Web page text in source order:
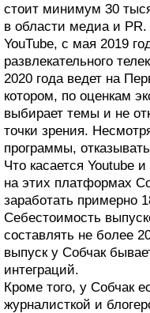
стоит минимум 30
в области медиа и PR.
YouTube, с мая 2019
развлекательного
2020 года ведет на
котором, по оценкам
выбирает темы и не
точки зрения.
программы,
Что касается Youtube
на этих платформах
заработать примерно
Себестоимость
составлять не более
выпуск у Собчак
интеграций.
Кроме того, у Собчак
журналисткой и